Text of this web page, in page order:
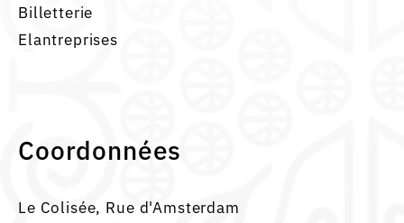
Billetterie
Elantreprises
Coordonnées
Le Colisée, Rue d'Amsterdam